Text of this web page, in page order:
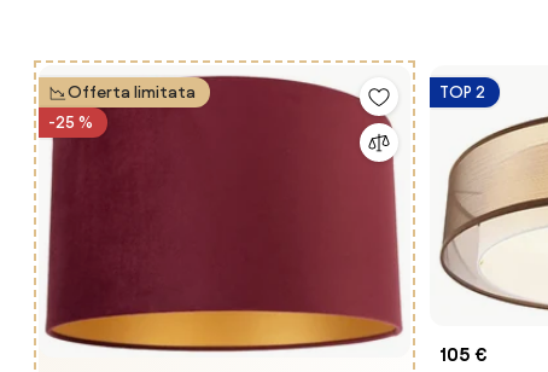
Offerta limitata
-25 %
TOP 2
105 €